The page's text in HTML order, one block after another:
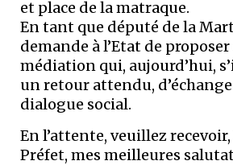
et place de la matraque.
En tant que député de la
demande à l’Etat de
médiation qui, aujourd’hui,
un retour attendu,
dialogue social.
En l’attente, veuillez
Préfet, mes meilleures